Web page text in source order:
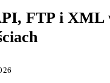
FTP i XML